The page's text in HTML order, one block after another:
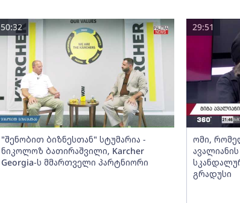
"შენობით ბიზნესთან" სტუმარია -
ნიკოლოზ ბათირაშვილი, Karcher
Georgia-ს მმართველი პარტნიორი
50:32
ომი,
გრადუსი
29:51